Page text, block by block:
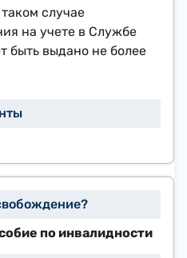
таком случае
на учете в Службе
быть выдано не более
по инвалидности